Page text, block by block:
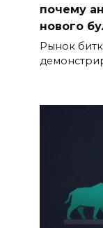
почему
нового
Рынок